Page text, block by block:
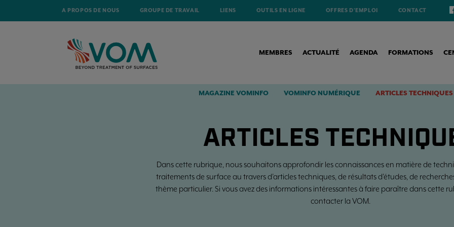
A PROPOS DE NOUS GROUPE DE TRAVAIL LIENS OUTILS EN LIGNE OFFRES D'EMPLOI CONTACT
MEMBRES ACTUALITÉ AGENDA FORMATIONS
MAGAZINE VOMINFO VOMINFO NUMÉRIQUE ARTICLES TECHNIQUES
ARTICLES
Dans cette rubrique, nous souhaitons approfondir les connaissances en matière de
traitements de surface au travers d’articles techniques, de résultats d’études, de
thème particulier. Si vous avez des informations intéressantes à faire paraître dans cette
contacter la VOM.